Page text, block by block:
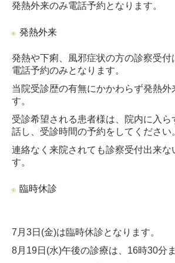
発熱外来のみ電話予約となります。
発熱外来
発熱や下痢、風邪症状の方の診察受付
電話予約のみとなります。
当院受診歴の有無にかかわらず発熱外
す。
受診希望される患者様は、院内に入ら
話し、受診時間の予約をしてください
連絡なく来院されても診察受付出来な
す。
臨時休診
7月3日(金)は臨時休診となります。
8月19日(水)午後の診療は、16時30分